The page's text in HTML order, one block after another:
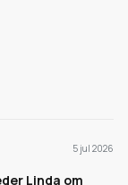
5 jul 2026
Linda om